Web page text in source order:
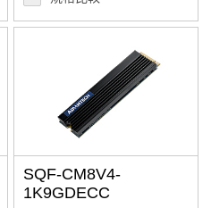
SQF-CM8V4-
1K9GDECC